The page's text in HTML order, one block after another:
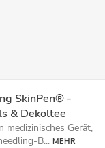
SkinPen® -
& Dekoltee
medizinisches Gerät,
B... MEHR